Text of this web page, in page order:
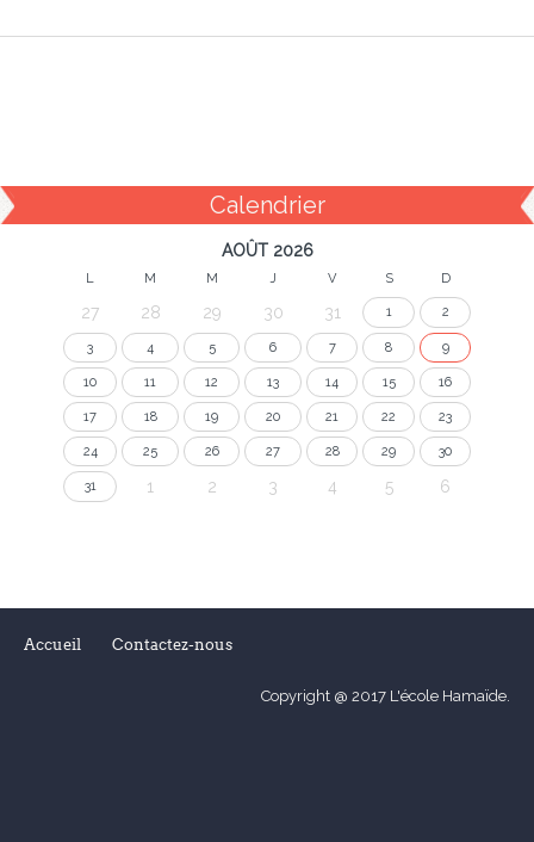
Calendrier
AOÛT 2026
L M M J V S D
27 28 29 30 31 1 2
3 4 5 6 7 8 9
10 11 12 13 14 15 16
17 18 19 20 21 22 23
24 25 26 27 28 29 30
31 1 2 3 4 5 6
Accueil Contactez-nous
Copyright @ 2017 L'école Hamaïde.